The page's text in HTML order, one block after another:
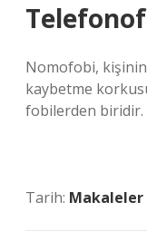
Nomofobi, kişinin
kaybetme
fobilerden biridir.
Tarih: Makaleler